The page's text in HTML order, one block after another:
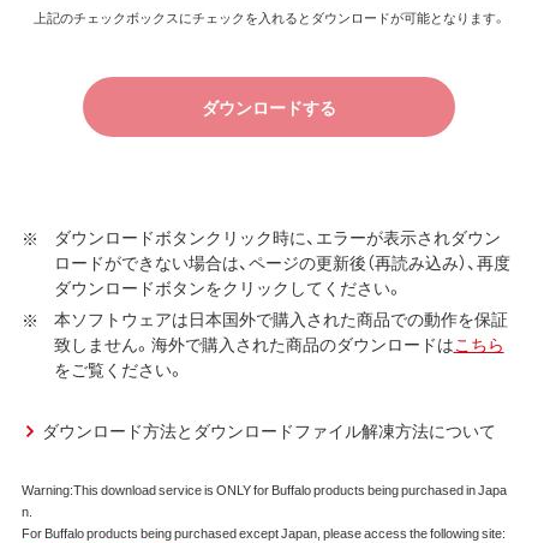
（株）バッファロー（以下、弊社といいます）は、お客様がダウ
す）に同意し、ご購入いただいた商品（以下、購入商品といい
ます）について弊社が保証契約に基づく修理を実施する際
の条件である保証契約約款、およびそれに含まれるソフト
社ダウンロードサービスに提供される、全てのソフトウェ
ア（ユーティリティ・ファームウェア・ドライバなど）を含み
以下、本ソフトウェアといいます）の使用を許諾いたしま
す。
第1条 使用許諾
使用をお客様に非専属的に許諾します。
第2条 知的所有権
上記のチェックボックスにチェックを入れるとダウンロードが可能となります。
ダウンロードする
ダウンロードボタンクリック時に、エラーが表示されダウン
ロードができない場合は、ページの更新後（再読み込み）、再度
ダウンロードボタンをクリックしてください。
本ソフトウェアは日本国外で購入された商品での動作を保証
致しません。海外で購入された商品のダウンロードはこちら
をご覧ください。
ダウンロード方法とダウンロードファイル解凍方法について
Warning:This download service is ONLY for Buffalo products being purchased in Japa
n.
For Buffalo products being purchased except Japan, please access the following site: